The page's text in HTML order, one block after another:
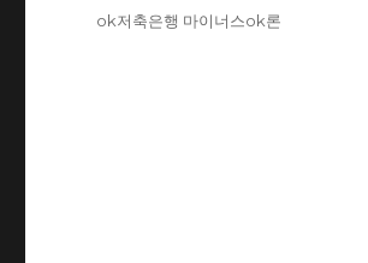
자
테
태
ok저축은행 마이너스ok론